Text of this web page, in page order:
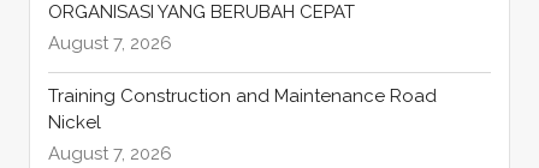
ORGANISASI YANG BERUBAH CEPAT
August 7, 2026
Training Construction and Maintenance Road
Nickel
August 7, 2026